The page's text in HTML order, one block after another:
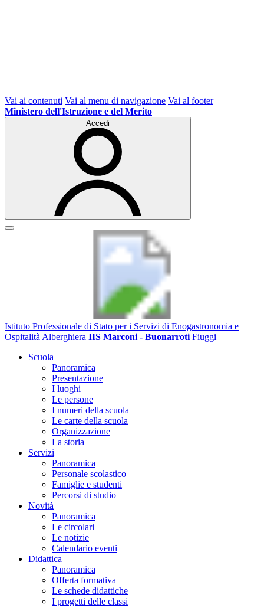
Vai ai contenuti Vai al menu di navigazione Vai al footer
Ministero dell'Istruzione e del Merito
Accedi
Istituto Professionale di Stato per i Servizi di Enogastronomia e
Ospitalità Alberghiera IIS Marconi - Buonarroti Fiuggi
Scuola
Panoramica
Presentazione
I luoghi
Le persone
I numeri della scuola
Le carte della scuola
Organizzazione
La storia
Servizi
Panoramica
Personale scolastico
Famiglie e studenti
Percorsi di studio
Novità
Panoramica
Le circolari
Le notizie
Calendario eventi
Didattica
Panoramica
Offerta formativa
Le schede didattiche
I progetti delle classi